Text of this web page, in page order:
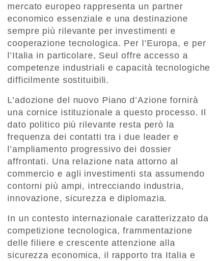
mercato europeo rappresenta un partner
economico essenziale e una destinazione
sempre più rilevante per investimenti e
cooperazione tecnologica. Per l’Europa, e per
l’Italia in particolare, Seul offre accesso a
competenze industriali e capacità tecnologiche
difficilmente sostituibili.
L’adozione del nuovo Piano d’Azione fornirà
una cornice istituzionale a questo processo. Il
dato politico più rilevante resta però la
frequenza dei contatti tra i due leader e
l’ampliamento progressivo dei dossier
affrontati. Una relazione nata attorno al
commercio e agli investimenti sta assumendo
contorni più ampi, intrecciando industria,
innovazione, sicurezza e diplomazia.
In un contesto internazionale caratterizzato da
competizione tecnologica, frammentazione
delle filiere e crescente attenzione alla
sicurezza economica, il rapporto tra Italia e